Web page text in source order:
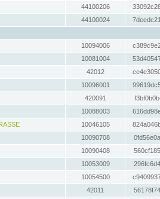
44100206
44100024
10094006
10081004
42012
10096001
420091
10088003
10046105
10090708
10090408
10053009
10054500
42011